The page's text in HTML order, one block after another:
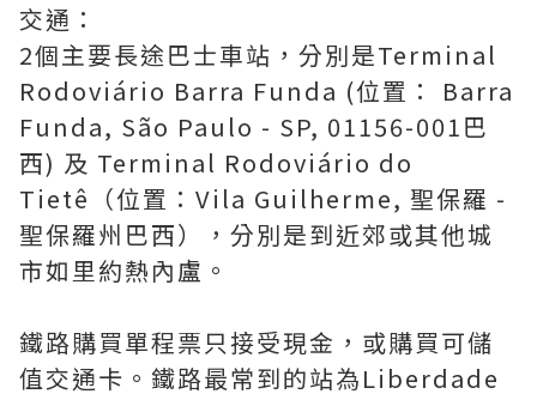
交通：
2個主要長途巴士車站，分別是Terminal
Rodoviário Barra Funda (位置： Barra
Funda, São Paulo - SP, 01156-001巴
西) 及 Terminal Rodoviário do
Tietê（位置：Vila Guilherme, 聖保羅 -
聖保羅州巴西），分別是到近郊或其他城
市如里約熱內盧。
鐵路購買單程票只接受現金，或購買可儲
值交通卡。鐵路最常到的站為Liberdade